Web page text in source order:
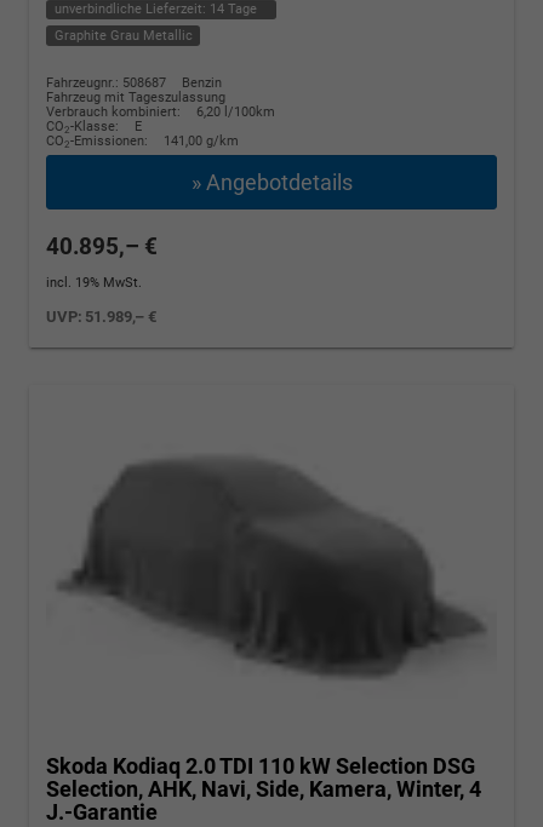
unverbindliche Lieferzeit: 14 Tage
Graphite Grau Metallic
Fahrzeugnr.: 508687
Benzin
Fahrzeug mit Tageszulassung
Verbrauch kombiniert:
6,20 l/100km
CO2-Klasse:
E
CO2-Emissionen: 141,00 g/km
» Angebotdetails
40.895,– €
incl. 19% MwSt.
UVP: 51.989,– €
Skoda Kodiaq 2.0 TDI 110 kW Selection DSG
Selection, AHK, Navi, Side, Kamera, Winter, 4
J.-Garantie